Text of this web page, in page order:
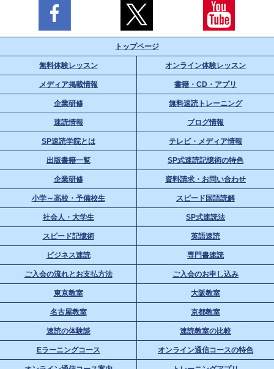
トップページ
無料体験レッスン オンライン体験レッスン
メディア掲載情報 書籍・CD・アプリ
企業研修 無料速読トレーニング
速読情報 ブログ情報
SP速読学院とは テレビ・メディア情報
出版書籍一覧 SP式速読記憶術の特色
企業研修 資料請求・お問い合わせ
小学～高校・予備校生 スピード国語読解
社会人・大学生 SP式速読法
スピード記憶術 英語速読
ビジネス速読 専門書速読
ご入会の流れとお支払方法 ご入会のお申し込み
東京教室 大阪教室
名古屋教室 京都教室
速読の体験談 速読教室の比較
Eラーニングコース オンライン通信コースの特色